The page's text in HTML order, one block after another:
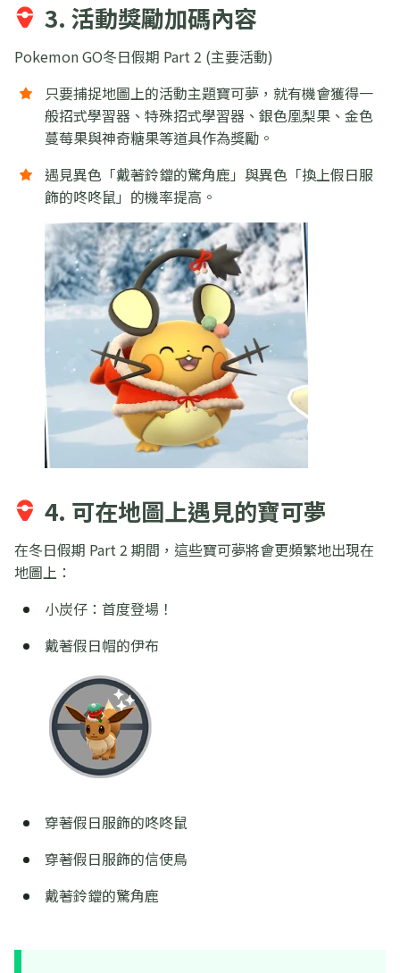
3. 活動獎勵加碼內容
Pokemon GO冬日假期 Part 2 (主要活動)
只要捕捉地圖上的活動主題寶可夢，就有機會獲得一
般招式學習器、特殊招式學習器、銀色凰梨果、金色
蔓莓果與神奇糖果等道具作為獎勵。
遇見異色「戴著鈴鐺的驚角鹿」與異色「換上假日服
飾的咚咚鼠」的機率提高。
4. 可在地圖上遇見的寶可夢
在冬日假期 Part 2 期間，這些寶可夢將會更頻繁地出現在
地圖上：
小炭仔：首度登場！
戴著假日帽的伊布
穿著假日服飾的咚咚鼠
穿著假日服飾的信使鳥
戴著鈴鐺的驚角鹿